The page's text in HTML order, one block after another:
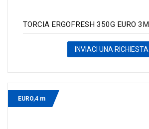
TORCIA ERGOFRESH 350G EURO 3M
INVIACI UNA RICHIESTA
EURO,4 m